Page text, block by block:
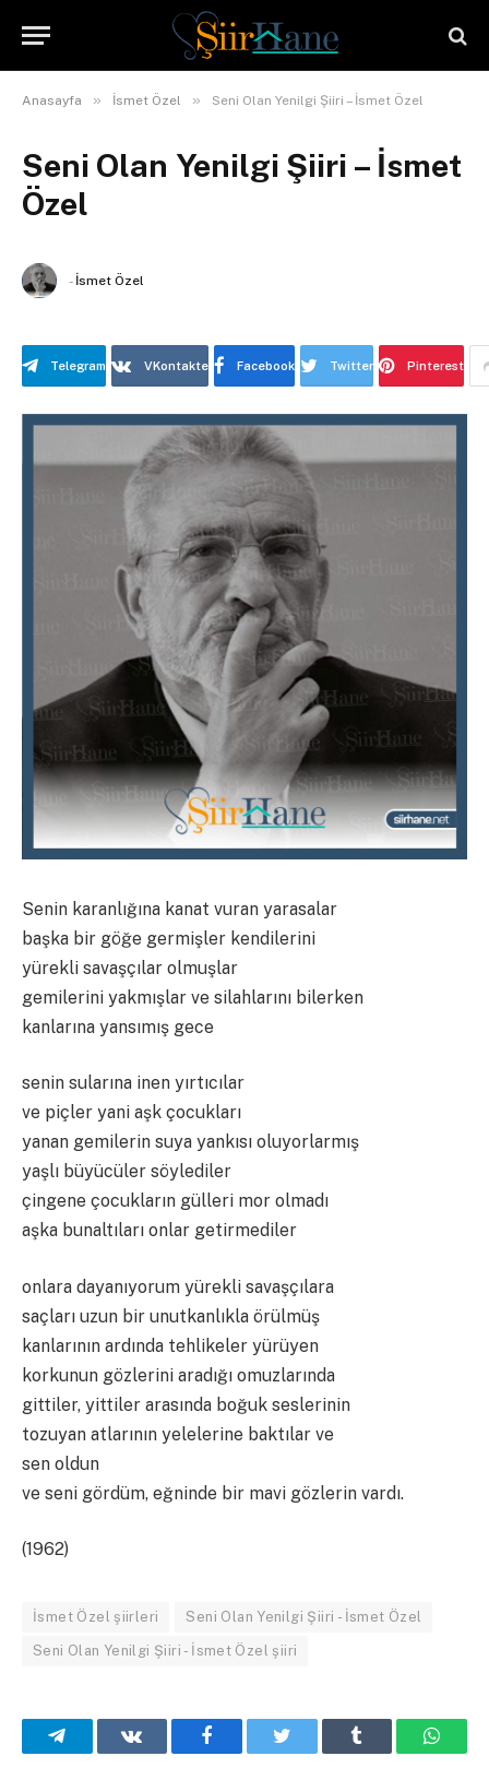
Anasayfa » İsmet Özel » Seni Olan Yenilgi Şiiri – İsmet Özel
Seni Olan Yenilgi Şiiri – İsmet
Özel
- İsmet Özel
Telegram VKontakte Facebook Twitter Pinterest
Senin karanlığına kanat vuran yarasalar
başka bir göğe germişler kendilerini
yürekli savaşçılar olmuşlar
gemilerini yakmışlar ve silahlarını bilerken
kanlarına yansımış gece
senin sularına inen yırtıcılar
ve piçler yani aşk çocukları
yanan gemilerin suya yankısı oluyorlarmış
yaşlı büyücüler söylediler
çingene çocukların gülleri mor olmadı
aşka bunaltıları onlar getirmediler
onlara dayanıyorum yürekli savaşçılara
saçları uzun bir unutkanlıkla örülmüş
kanlarının ardında tehlikeler yürüyen
korkunun gözlerini aradığı omuzlarında
gittiler, yittiler arasında boğuk seslerinin
tozuyan atlarının yelelerine baktılar ve
sen oldun
ve seni gördüm, eğninde bir mavi gözlerin vardı.
(1962)
İsmet Özel şiirleri Seni Olan Yenilgi Şiiri - İsmet Özel
Seni Olan Yenilgi Şiiri - İsmet Özel şiiri
TelegramVKontakteFacebookTwitter